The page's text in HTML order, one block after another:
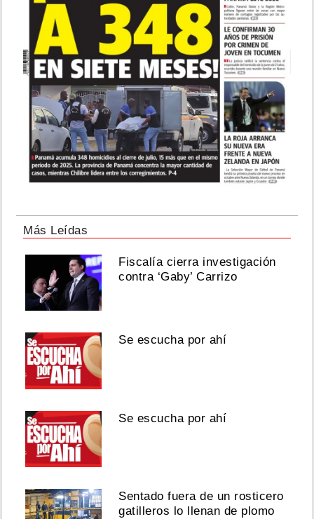
Más Leídas
Fiscalía cierra investigación
contra ‘Gaby’ Carrizo
Se escucha por ahí
Se escucha por ahí
Sentado fuera de un rosticero
gatilleros lo llenan de plomo